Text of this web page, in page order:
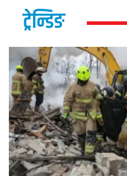
ट्रेन्डिङ